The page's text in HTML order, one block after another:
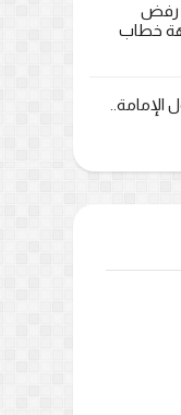
رفض
خطاب